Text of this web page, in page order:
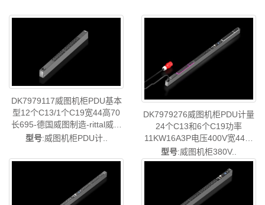
图售后DK7979.175
DK7979.118
DK7979117威图机柜PDU基本
型12个C13/1个C19宽44高70
长695-德国威图制造-rittal威图
空调维修威图电柜威图母线威
DK7979.117
型号:威图机柜PDU计..
DK7979276威图机柜PDU计量
24个C13和6个C19功率
11KW16A3P电压400V宽44高
70长1695连接类型中东欧-德国
威图制造-rittal威图空调维修威
图电柜威图母线威图风扇威图
PDU威图售后DK7979.276
型号:威图机柜380V..